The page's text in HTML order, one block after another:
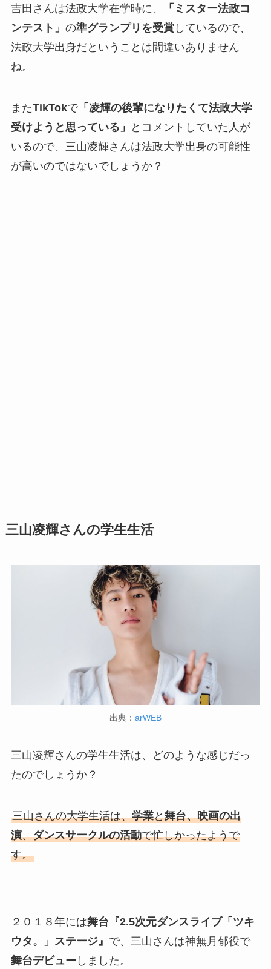
吉田さんは法政大学在学時に、
「ミスター法政コ
ンテスト」 の準グランプリを受賞しているので、
法政大学出身だということは間違いありません
ね。
またTikTokで「凌輝の後輩になりたくて法政大学
受けようと思っている」
とコメントしていた人が
いるので、三山凌輝さんは法政大学出身の可能性
が高いのではないでしょうか？
三山凌輝さんの学生生活
出典： arWEB
三山凌輝さんの学生生活は、どのような感じだっ
たのでしょうか？
三山さんの大学生活は、学業と舞台、映画の出
演、ダンスサークルの活動で忙しかったようで
す。
２０１８年には舞台『2.5次元ダンスライブ「ツキ
ウタ。」ステージ』 で、三山さんは神無月郁役で
舞台デビュー しました。